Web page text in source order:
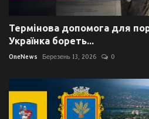
Термінова допомога для
Українка бореть...
OneNews Березень 13, 2026 0